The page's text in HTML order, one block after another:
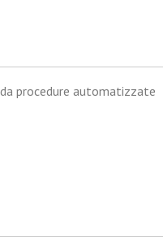
procedure automatizzate